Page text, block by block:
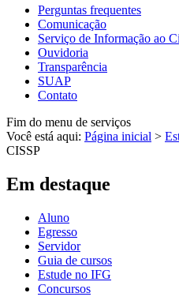
Perguntas frequentes
Comunicação
Serviço de Informação ao
Ouvidoria
Transparência
SUAP
Contato
Fim do menu de serviços
Você está aqui: Página inicial >
CISSP
Em destaque
Aluno
Egresso
Servidor
Guia de cursos
Estude no IFG
Concursos